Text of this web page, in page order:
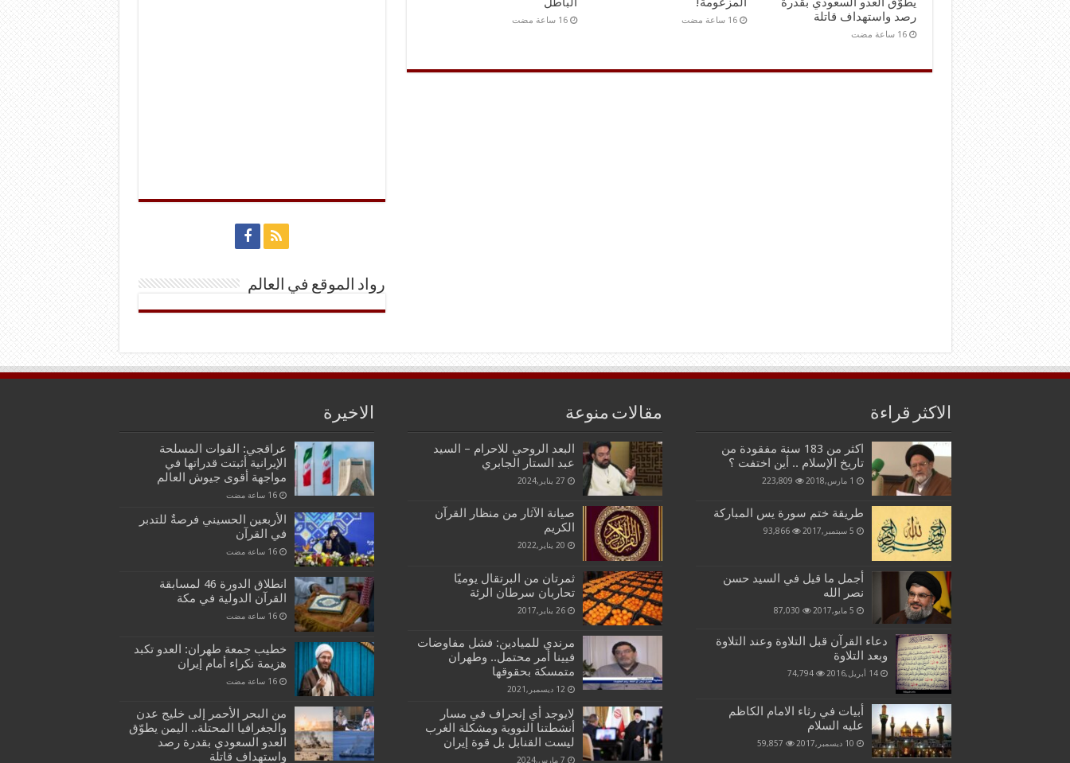
رصد واستهداف قاتلة
‏16 ساعة مضت
‏16 ساعة مضت ‏16 ساعة مضت
رواد الموقع في العالم
الاكثر قراءة
اكثر من 183 سنة مفقودة من
تاريخ الإسلام .. أين اختفت ؟
1 مارس,2018 223,809
طريقة ختم سورة يس المباركة
5 سبتمبر,2017 93,866
أجمل ما قيل في السيد حسن
نصر الله
5 مايو,2017 87,030
دعاء القرآن قبل التلاوة وعند التلاوة
وبعد التلاوة
14 أبريل,2016 74,794
أبيات في رثاء الامام الكاظم
عليه السلام
10 ديسمبر,2017 59,857
مقالات منوعة
البعد الروحي للاحرام – السيد
عبد الستار الجابري
27 يناير,2024
صيانة الآثار من منظار القرآن
الكريم
20 يناير,2022
ثمرتان من البرتقال يوميًا
تحاربان سرطان الرئة
26 يناير,2017
مرندي للميادين: فشل مفاوضات
فيينا أمر محتمل.. وطهران
متمسكة بحقوقها
12 ديسمبر,2021
لايوجد أي إنحراف في مسار
أنشطتنا النووية ومشکلة الغرب
ليست القنابل بل قوة إيران
7 مارس,2024
الاخيرة
عراقجي: القوات المسلحة
الإيرانية أثبتت قدراتها في
مواجهة أقوى جيوش العالم
الأربعين الحسيني فرصةٌ للتدبر
في القرآن
انطلاق الدورة 46 لمسابقة
القرآن الدولية في مكة
خطيب جمعة طهران: العدو تكبد
هزيمة نكراء أمام إيران
من البحر الأحمر إلى خليج عدن
والجغرافيا المحتلة.. اليمن يطوّق
العدو السعودي بقدرة رصد
واستهداف قاتلة